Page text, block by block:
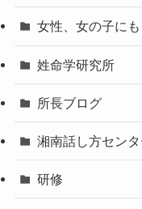
女性、女の子にも
姓命学研究所
所長ブログ
湘南話し方セン
研修